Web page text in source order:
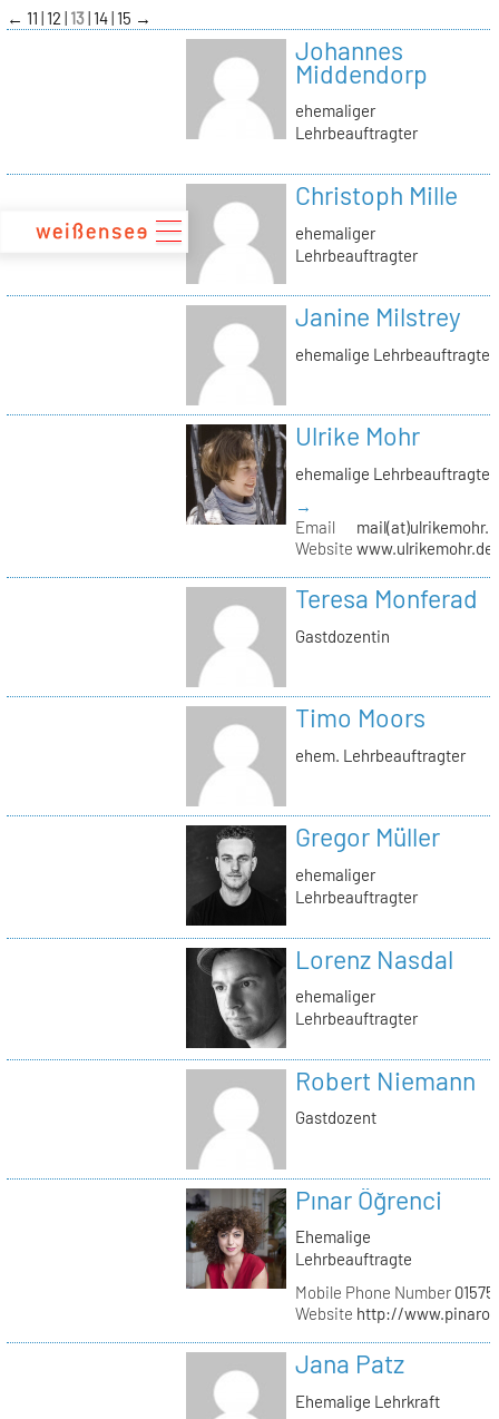
zum
Inhalt
← 11 12 13 14 15 →
Johannes
Middendorp
ehemaliger
Lehrbeauftragter
Christoph Mille
ehemaliger
Lehrbeauftragter
Janine Milstrey
ehemalige Lehrbeauftragte
Ulrike Mohr
ehemalige Lehrbeauftragte
→
Email
Website www.ulrikemohr.de
Teresa Monferad
Gastdozentin
Timo Moors
ehem. Lehrbeauftragter
Gregor Müller
ehemaliger
Lehrbeauftragter
Lorenz Nasdal
ehemaliger
Lehrbeauftragter
Robert Niemann
Gastdozent
Pınar Öğrenci
Ehemalige
Lehrbeauftragte
Mobile Phone Number
Website http://
Jana Patz
Ehemalige Lehrkraft